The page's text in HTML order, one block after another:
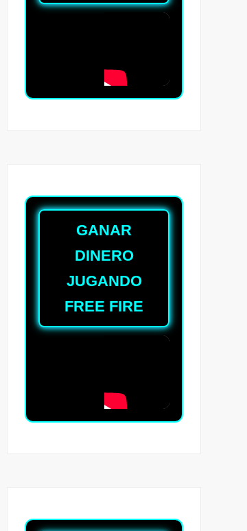
GANAR
DINERO
JUGANDO
FREE FIRE